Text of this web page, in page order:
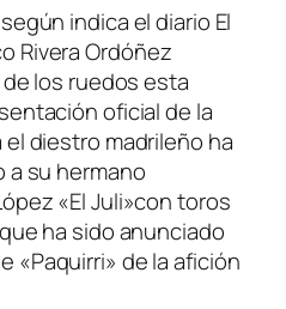
indica el diario El
Rivera Ordóñez
los ruedos esta
oficial de la
diestro madrileño ha
a su hermano
«El Juli»con toros
ha sido anunciado
«Paquirri» de la afición